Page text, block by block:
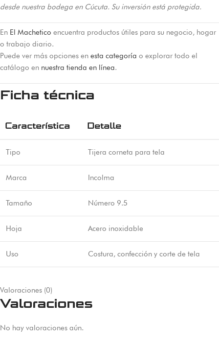
desde nuestra bodega en Cúcuta. Su inversión está protegida.
En El Machetico encuentra productos útiles para su negocio, hogar
o trabajo diario.
Puede ver más opciones en esta categoría o explorar todo el
catálogo en nuestra tienda en línea.
Ficha técnica
Característica Detalle
Tipo Tijera corneta para tela
Marca Incolma
Tamaño Número 9.5
Hoja Acero inoxidable
Uso Costura, confección y corte de tela
Valoraciones (0)
Valoraciones
No hay valoraciones aún.